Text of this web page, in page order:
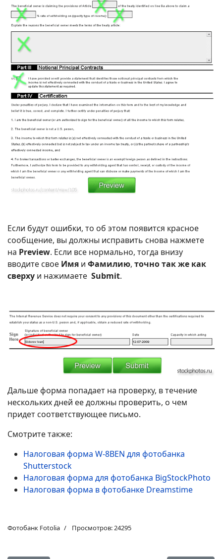
Если будут ошибки, то об этом появится красное
сообщение, вы должны исправить снова нажмете
на Preview. Если все нормально, тогда внизу
вводите свое Имя и Фамилию, точно так же как
сверху и нажимаете Submit.
Дальше форма попадает на проверку, в течение
нескольких дней ее должны проверить, о чем
придет соответствующее письмо.
Смотрите также:
Налоговая форма W-8BEN для фотобанка
Shutterstock
Налоговая форма для фотобанка BigStockPhoto
Налоговая форма в фотобанке Dreamstime
Фотобанк Fotolia Просмотров: 24295